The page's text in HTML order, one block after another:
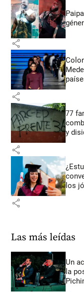
share
share
77
y
share
los
share
Las más leídas
Un
la